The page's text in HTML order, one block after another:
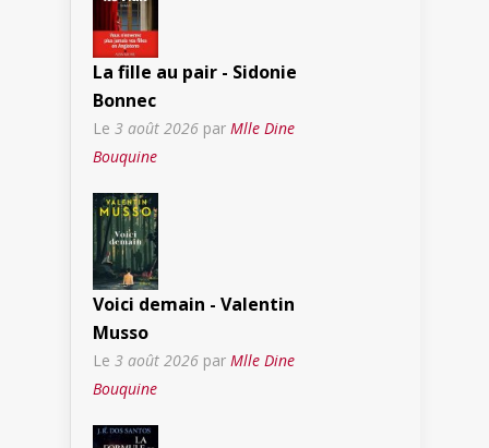
La fille au pair - Sidonie
Bonnec
Le 3 août 2026 par Mlle Dine
Bouquine
Voici demain - Valentin
Musso
Le 3 août 2026 par Mlle Dine
Bouquine